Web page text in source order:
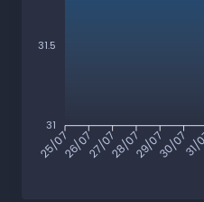
31.5
31
25/0726/0727/0728/0729/0730/07